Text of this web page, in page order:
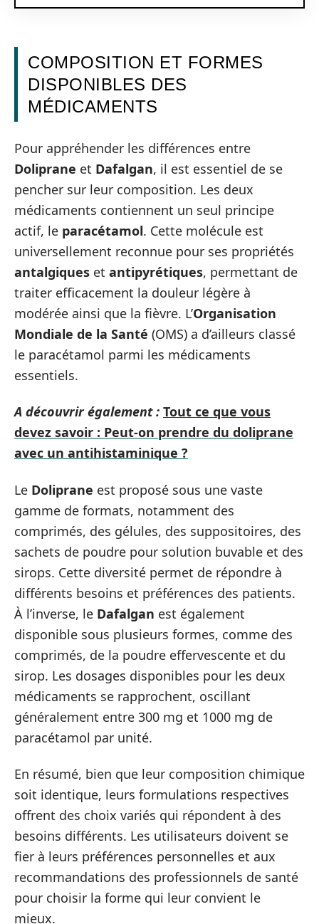
COMPOSITION ET FORMES
DISPONIBLES DES
MÉDICAMENTS
Pour appréhender les différences entre
Doliprane et Dafalgan, il est essentiel de se
pencher sur leur composition. Les deux
médicaments contiennent un seul principe
actif, le paracétamol. Cette molécule est
universellement reconnue pour ses propriétés
antalgiques et antipyrétiques, permettant de
traiter efficacement la douleur légère à
modérée ainsi que la fièvre. L’Organisation
Mondiale de la Santé (OMS) a d’ailleurs classé
le paracétamol parmi les médicaments
essentiels.
A découvrir également : Tout ce que vous
devez savoir : Peut-on prendre du doliprane
avec un antihistaminique ?
Le Doliprane est proposé sous une vaste
gamme de formats, notamment des
comprimés, des gélules, des suppositoires, des
sachets de poudre pour solution buvable et des
sirops. Cette diversité permet de répondre à
différents besoins et préférences des patients.
À l’inverse, le Dafalgan est également
disponible sous plusieurs formes, comme des
comprimés, de la poudre effervescente et du
sirop. Les dosages disponibles pour les deux
médicaments se rapprochent, oscillant
généralement entre 300 mg et 1000 mg de
paracétamol par unité.
En résumé, bien que leur composition chimique
soit identique, leurs formulations respectives
offrent des choix variés qui répondent à des
besoins différents. Les utilisateurs doivent se
fier à leurs préférences personnelles et aux
recommandations des professionnels de santé
pour choisir la forme qui leur convient le
mieux.